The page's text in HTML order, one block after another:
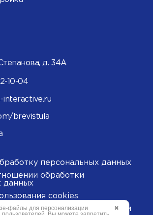
д. 34А
10-04
interactive.ru
brevistula
персональных данных
обработки
данных
cookies
данных метрическими
✖
файлы для персонализации